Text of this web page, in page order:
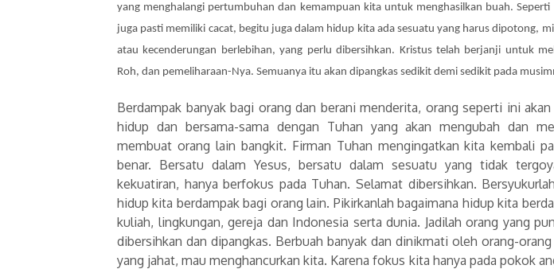
yang menghalangi pertumbuhan dan kemampuan kita untuk menghasilkan buah.
juga pasti memiliki cacat, begitu juga dalam hidup kita ada sesuatu yang harus dipotong,
atau kecenderungan berlebihan, yang perlu dibersihkan. Kristus telah berjanji untuk
Roh, dan pemeliharaan-Nya. Semuanya itu akan dipangkas sedikit demi sedikit pada
Berdampak banyak bagi orang dan berani menderita, orang seperti ini
hidup dan bersama-sama dengan Tuhan yang akan mengubah dan
membuat orang lain bangkit. Firman Tuhan mengingatkan kita kembali
benar. Bersatu dalam Yesus, bersatu dalam sesuatu yang tidak
kekuatiran, hanya berfokus pada Tuhan. Selamat dibersihkan.
hidup kita berdampak bagi orang lain. Pikirkanlah bagaimana hidup kita
kuliah, lingkungan, gereja dan Indonesia serta dunia. Jadilah orang yang
dibersihkan dan dipangkas. Berbuah banyak dan dinikmati oleh orang-
yang jahat, mau menghancurkan kita. Karena fokus kita hanya pada pokok